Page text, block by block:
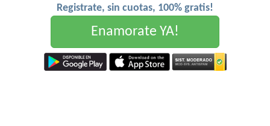
Registrate, sin cuotas, 100% gratis!
Enamorate YA!